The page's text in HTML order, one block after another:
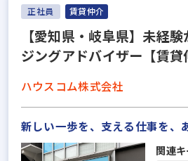
正社員 賃貸仲介
【愛知県・岐阜県】未経
ジングアドバイザー【賃貸
ハウスコム株式会社
新しい一歩を、支える仕事を、
関連